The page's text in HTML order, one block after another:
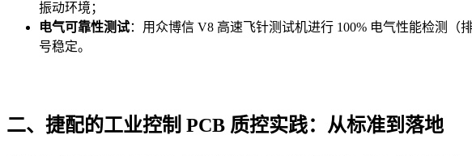
振动环境；
电气可靠性测试：用众博信 V8 高速飞针测试机进行 100% 电气性能检测
号稳定。
二、捷配的工业控制 PCB 质控实践：从标准到落地